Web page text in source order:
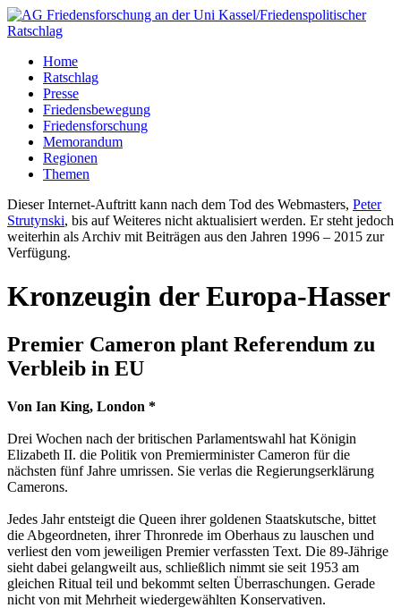
Home
Ratschlag
Presse
Friedensbewegung
Friedensforschung
Memorandum
Regionen
Themen
Dieser Internet-Auftritt kann nach dem Tod des Webmasters, Peter
Strutynski, bis auf Weiteres nicht aktualisiert werden. Er steht jedoch
weiterhin als Archiv mit Beiträgen aus den Jahren 1996 – 2015 zur
Verfügung.
Kronzeugin der Europa-Hasser
Premier Cameron plant Referendum zu
Verbleib in EU
Von Ian King, London *
Drei Wochen nach der britischen Parlamentswahl hat Königin
Elizabeth II. die Politik von Premierminister Cameron für die
nächsten fünf Jahre umrissen. Sie verlas die Regierungserklärung
Camerons.
Jedes Jahr entsteigt die Queen ihrer goldenen Staatskutsche, bittet
die Abgeordneten, ihrer Thronrede im Oberhaus zu lauschen und
verliest den vom jeweiligen Premier verfassten Text. Die 89-Jährige
sieht dabei gelangweilt aus, schließlich nimmt sie seit 1953 am
gleichen Ritual teil und bekommt selten Überraschungen. Gerade
nicht von mit Mehrheit wiedergewählten Konservativen.